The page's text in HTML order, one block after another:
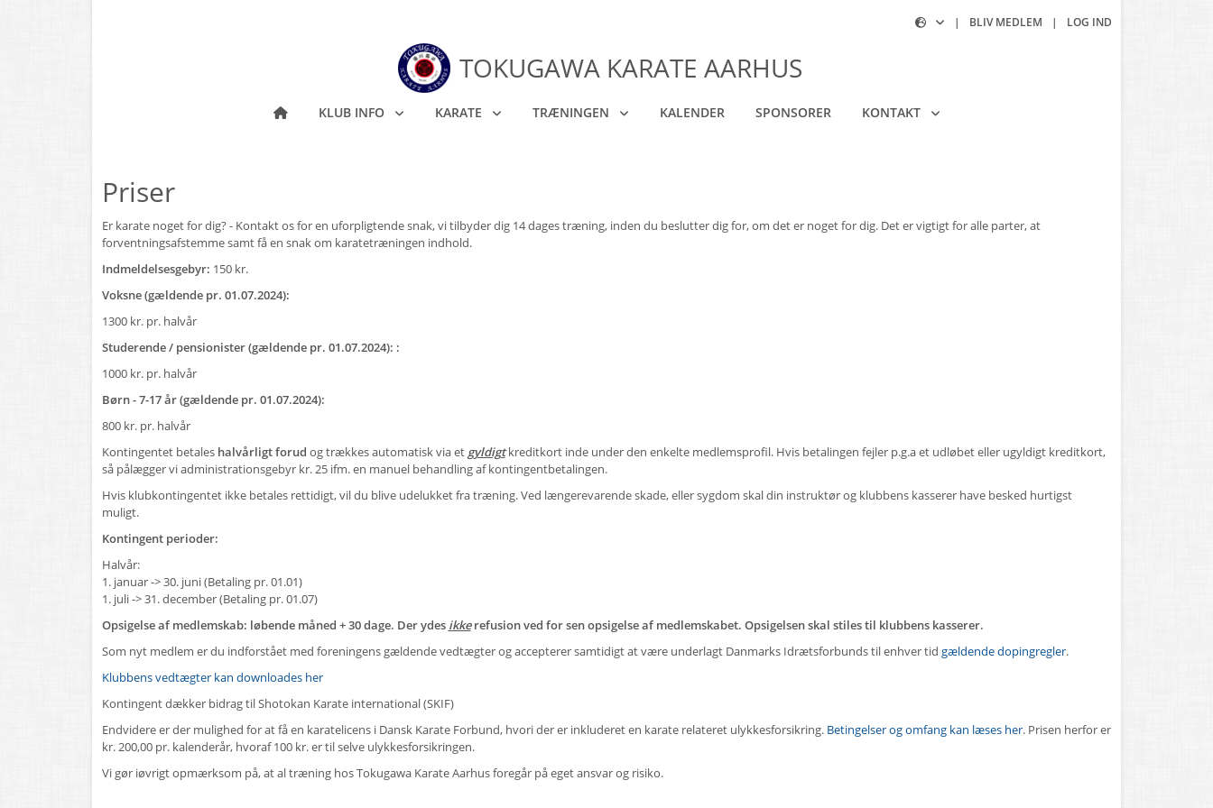
| BLIV MEDLEM | LOG IND
TOKUGAWA KARATE AARHUS
KLUB INFO KARATE TRÆNINGEN KALENDER SPONSORER KONTAKT
Priser
Er karate noget for dig? - Kontakt os for en uforpligtende snak, vi tilbyder dig 14 dages træning, inden du beslutter dig for, om det er noget for dig. Det er vigtigt for alle parter, at
forventningsafstemme samt få en snak om karatetræningen indhold.
Indmeldelsesgebyr: 150 kr.
Voksne (gældende pr. 01.07.2024):
1300 kr. pr. halvår
Studerende / pensionister (gældende pr. 01.07.2024): :
1000 kr. pr. halvår
Børn - 7-17 år (gældende pr. 01.07.2024):
800 kr. pr. halvår
Kontingentet betales halvårligt forud og trækkes automatisk via et gyldigtkreditkort inde under den enkelte medlemsprofil. Hvis betalingen fejler p.g.a et udløbet eller ugyldigt kreditkort,
så pålægger vi administrationsgebyr kr. 25 ifm. en manuel behandling af kontingentbetalingen.
Hvis klubkontingentet ikke betales rettidigt, vil du blive udelukket fra træning. Ved længerevarende skade, eller sygdom skal din instruktør og klubbens kasserer have besked hurtigst
muligt.
Kontingent perioder:
Halvår:
1. januar -> 30. juni (Betaling pr. 01.01)
1. juli -> 31. december (Betaling pr. 01.07)
Opsigelse af medlemskab: løbende måned + 30 dage. Der ydes ikkerefusion ved for sen opsigelse af medlemskabet. Opsigelsen skal stiles til klubbens kasserer.
Som nyt medlem er du indforstået med foreningens gældende vedtægter og accepterer samtidigt at være underlagt Danmarks Idrætsforbunds til enhver tid gældende dopingregler.
Klubbens vedtægter kan downloades her
Kontingent dækker bidrag til Shotokan Karate international (SKIF)
Endvidere er der mulighed for at få en karatelicens i Dansk Karate Forbund, hvori der er inkluderet en karate relateret ulykkesforsikring. Betingelser og omfang kan læses her. Prisen herfor er
kr. 200,00 pr. kalenderår, hvoraf 100 kr. er til selve ulykkesforsikringen.
Vi gør iøvrigt opmærksom på, at al træning hos Tokugawa Karate Aarhus foregår på eget ansvar og risiko.